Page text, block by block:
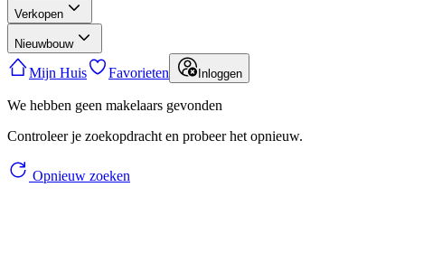
Verkopen
Nieuwbouw
Mijn Huis Favorieten Inloggen
We hebben geen makelaars gevonden
Controleer je zoekopdracht en probeer het opnieuw.
Opnieuw zoeken